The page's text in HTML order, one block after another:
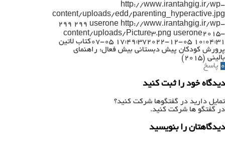
http://www.irantahgig.ir/wp-
content/uploads/edd/parenting_hyperactive.jpg
299 299 userone http://www.irantahgig.ir/wp-
content/uploads/Picture3.png userone2015-
07-05 17:49:372022-12-05 10:04:31
کتاب لاتین
پرورش کودکان پیش دبستانی بیش فعال: راهنمای
بالینی (۲۰۱۵)
0 پاسخ
دیدگاه خود را ثبت کنید
تمایل دارید در گفتگوها شرکت کنید؟
در گفتگو ها شرکت کنید.
دیدگاهتان را بنویسید